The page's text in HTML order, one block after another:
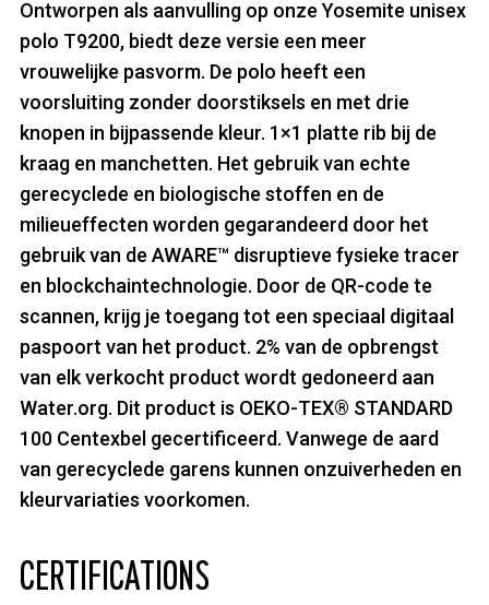
Ontworpen als aanvulling op onze Yosemite unisex
polo T9200, biedt deze versie een meer
vrouwelijke pasvorm. De polo heeft een
voorsluiting zonder doorstiksels en met drie
knopen in bijpassende kleur. 1×1 platte rib bij de
kraag en manchetten. Het gebruik van echte
gerecyclede en biologische stoffen en de
milieueffecten worden gegarandeerd door het
gebruik van de AWARE™ disruptieve fysieke tracer
en blockchaintechnologie. Door de QR-code te
scannen, krijg je toegang tot een speciaal digitaal
paspoort van het product. 2% van de opbrengst
van elk verkocht product wordt gedoneerd aan
Water.org. Dit product is OEKO-TEX® STANDARD
100 Centexbel gecertificeerd. Vanwege de aard
van gerecyclede garens kunnen onzuiverheden en
kleurvariaties voorkomen.
CERTIFICATIONS